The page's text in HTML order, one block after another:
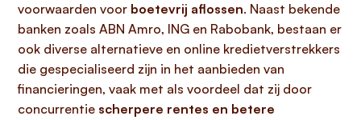
voorwaarden voor boetevrij aflossen. Naast bekende
banken zoals ABN Amro, ING en Rabobank, bestaan er
ook diverse alternatieve en online kredietverstrekkers
die gespecialiseerd zijn in het aanbieden van
financieringen, vaak met als voordeel dat zij door
concurrentie scherpere rentes en betere